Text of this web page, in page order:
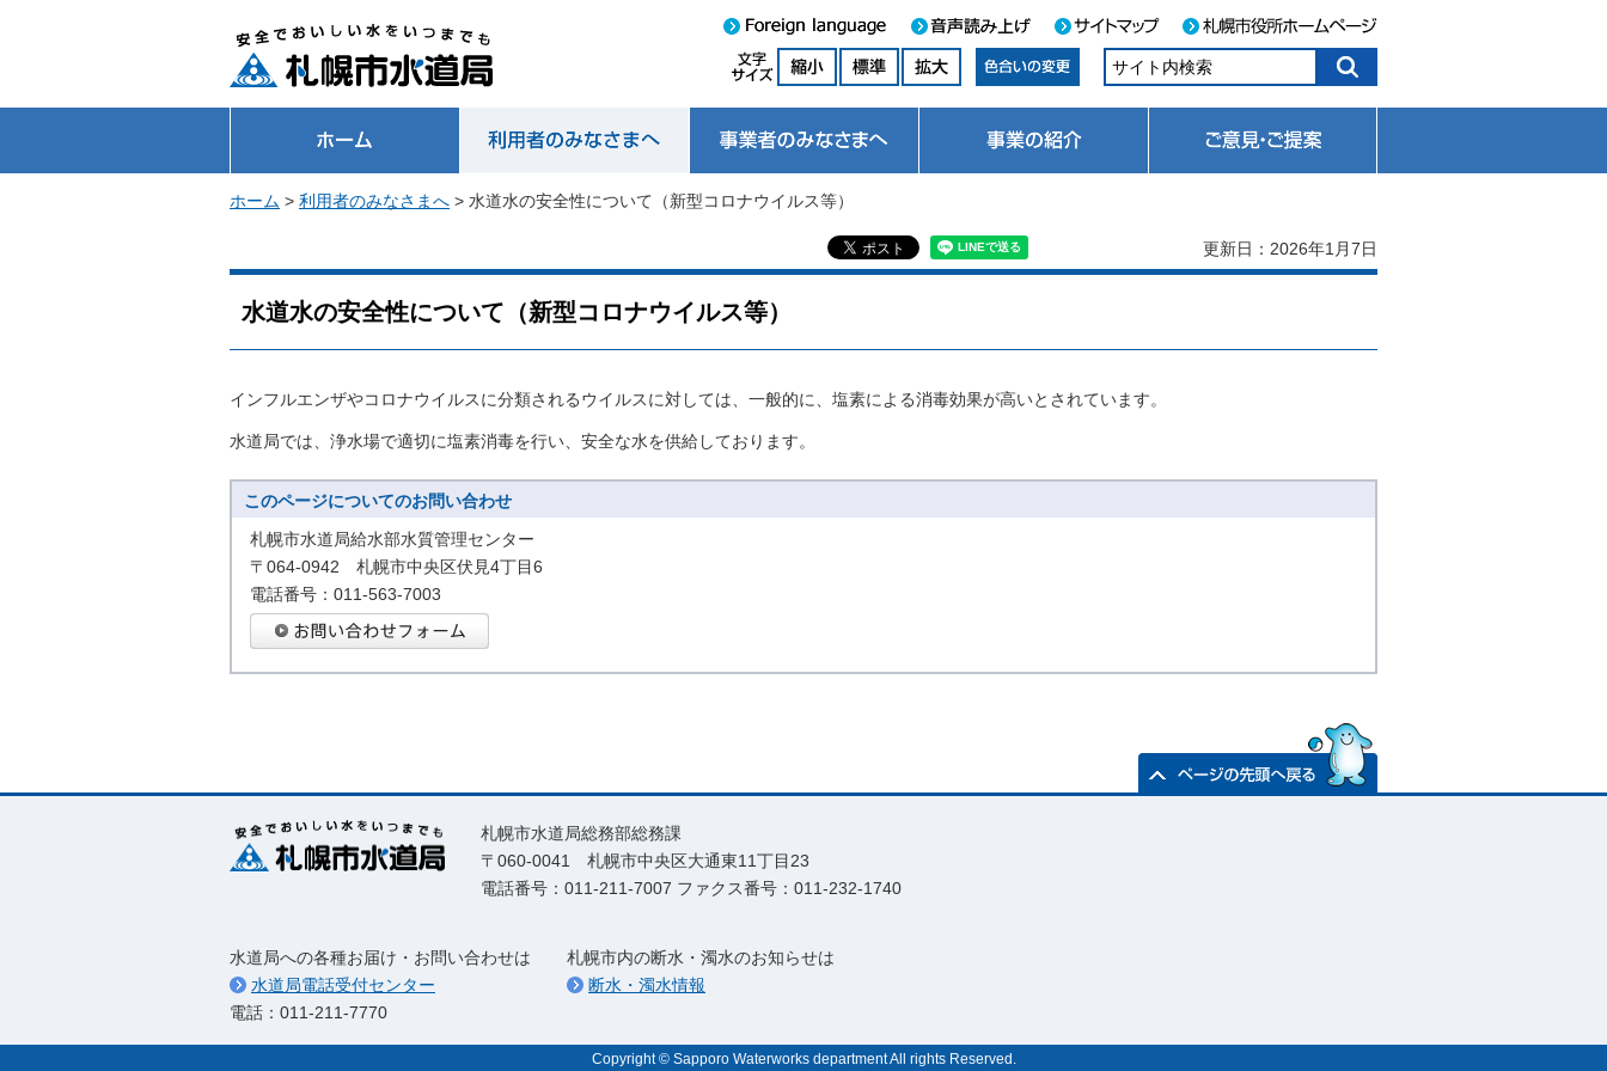
ホーム > 利用者のみなさまへ > 水道水の安全性について（新型コロナウイルス等）
更新日：2026年1月7日
水道水の安全性について（新型コロナウイルス等）
インフルエンザやコロナウイルスに分類されるウイルスに対しては、一般的に、塩素による消毒効果が高いとされています。
水道局では、浄水場で適切に塩素消毒を行い、安全な水を供給しております。
このページについてのお問い合わせ
札幌市水道局給水部水質管理センター
〒064-0942 札幌市中央区伏見4丁目6
電話番号：011-563-7003
札幌市水道局総務部総務課
〒060-0041 札幌市中央区大通東11丁目23
電話番号：011-211-7007 ファクス番号：011-232-1740
水道局への各種お届け・お問い合わせは
水道局電話受付センター
電話：011-211-7770
札幌市内の断水・濁水のお知らせは
断水・濁水情報
Copyright © Sapporo Waterworks department All rights Reserved.